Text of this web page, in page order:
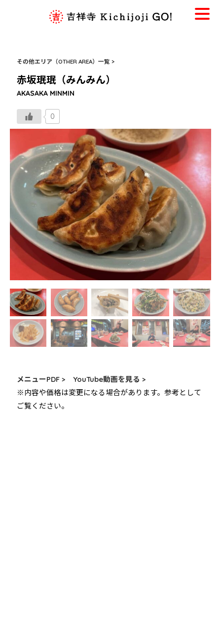
その他エリア（OTHER AREA）一覧 >
赤坂珉珉（みんみん）
AKASAKA MINMIN
0
メニューPDF >
YouTube動画を見る >
※内容や価格は変更になる場合があります。参考として
ご覧ください。